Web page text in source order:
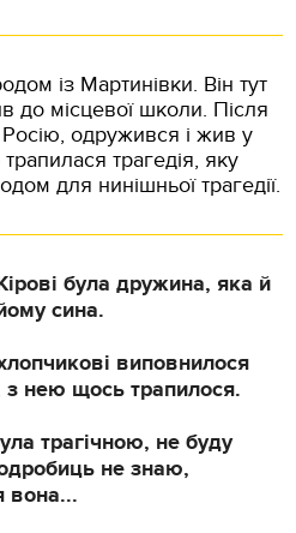
із Мартинівки. Він тут
до місцевої школи. Після
одружився і жив у
трагедія, яку
для нинішньої трагедії.
була дружина, яка й
сина.
виповнилося
з нею щось трапилося.
трагічною, не буду
не знаю,
вона...